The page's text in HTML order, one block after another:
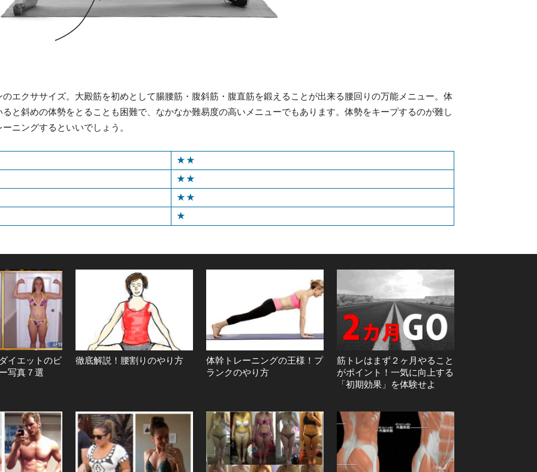
エクササイズ。大殿筋を初めとして腸腰筋・腹斜筋・腹直筋を鍛えることが出来る腰回りの万能メニュー。体
と斜めの体勢をとることも困難で、なかなか難易度の高いメニューでもあります。体勢をキープするのが難し
ニングするといいでしょう。
★★
★★
★★
★
イエットのビ
写真７選
徹底解説！腰割りのやり方
体幹トレーニングの王様！プ
ランクのやり方
筋トレはまず２ヶ月やること
がポイント！一気に向上する
「初期効果」を体験せよ